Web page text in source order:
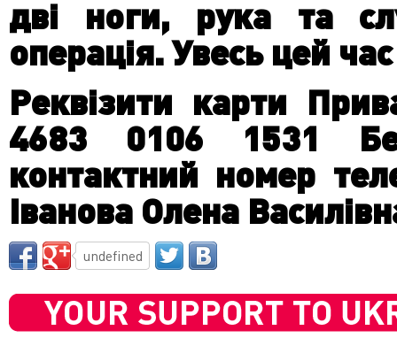
дві ноги, рука та
операція. Увесь цей
Реквізити карти
4683 0106 1531
контактний номер
Іванова Олена
undefined